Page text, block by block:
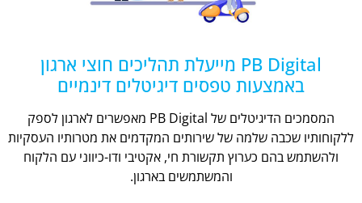
PB Digital מייעלת תהליכים חוצי ארגון
באמצעות טפסים דיגיטלים דינמיים
המסמכים הדיגיטלים של PB Digital מאפשרים לארגון לספק
ללקוחותיו שכבה שלמה של שירותים המקדמים את מטרותיו העסקיות
ולהשתמש בהם כערוץ תקשורת חי, אקטיבי ודו-כיווני עם הלקוח
והמשתמשים בארגון.